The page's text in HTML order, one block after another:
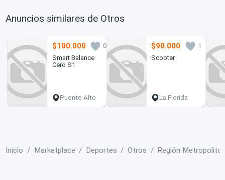
Anuncios similares de Otros
$100.000
0
Smart Balance
Cero S1
Puente Alto
$90.000
1
Scooter
La Florida
Inicio Marketplace Deportes Otros Región